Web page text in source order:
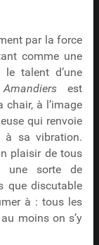
par la force
comme une
le talent d’une
est
à l’image
qui renvoie
à sa vibration.
plaisir de tous
une sorte de
que discutable
à : tous les
moins on s’y